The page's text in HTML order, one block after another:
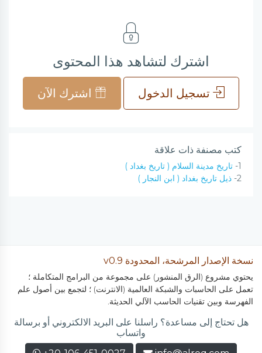
اشترك لتشاهد هذا المحتوى
تسجيل الدخول اشترك الآن
كتب مصنفة ذات علاقة
1- تاريخ مدينة السلام ( تاريخ بغداد )
2- ذيل تاريخ بغداد ( ابن النجار )
نسخة الإصدار المرشحة، المحدودة v0.9
يحتوي مشروع (الرق المنشور) على مجموعة من البرامج المتكاملة ؛
تعمل على الحاسبات والشبكة العالمية (الانترنت) ؛ لتجمع بين أصول علم
الفهرسة وبين تقنيات الحاسب الآلي الحديثة.
هل تحتاج إلى مساعدة؟ راسلنا على البريد الالكتروني أو برسالة
واتساب